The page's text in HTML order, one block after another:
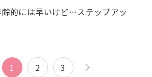
的には早いけど…ステップアッ
1 2 3